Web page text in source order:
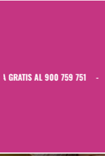
AL 900 759 751